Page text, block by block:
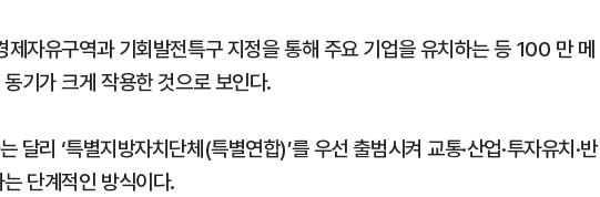
자유구역과 기회발전특구 지정을 통해 주요 기업을 유치하는 등 100 만 메
기가 크게 작용한 것으로 보인다.
달리 ‘특별지방자치단체(특별연합)’를 우선 출범시켜 교통·산업·투자유치·반
단계적인 방식이다.